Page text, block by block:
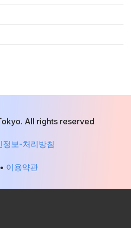
All rights reserved
정보-처리방침
• 이용약관